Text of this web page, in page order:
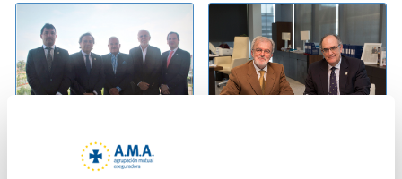
19 marzo 2019
AMA América ratifica